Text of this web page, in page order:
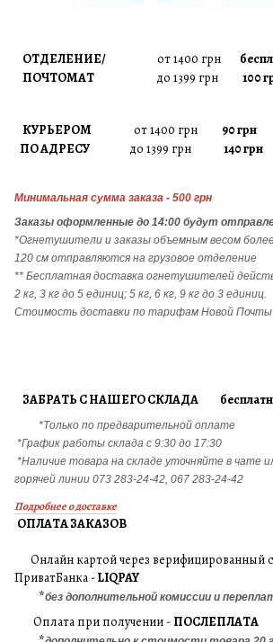
ОТДЕЛЕНИЕ/ от 1400 грн
ПОЧТОМАТ до 1399 грн 100
КУРЬЕРОМ от 1400 грн 90 грн
ПО АДРЕСУ до 1399 грн 140 грн
Минимальная сумма заказа - 500 грн
Заказы оформленные до 14:00 будут
*Огнетушители и заказы объемным весом
120 см отправляются на грузовое отделение
** Бесплатная доставка огнетушителей
2 кг, 3 кг до 5 единиц; 5 кг, 6 кг, 9 кг до 3 единиц.
Стоимость доставки по тарифам Новой Почты
ЗАБРАТЬ С НАШЕГО СКЛАДА
*Только по предварительной оплате
*График работы склада с 9:30 до 17:30
*Наличие товара на складе уточняйте в чате
горячей линии 073 283-24-42, 067 283-24-42
Подробнее о доставке
ОПЛАТА ЗАКАЗОВ
Онлайн картой через верифицированный
ПриватБанка -LIQPAY
*без дополнительной комиссии и
Оплата при получении - ПОСЛЕПЛАТА